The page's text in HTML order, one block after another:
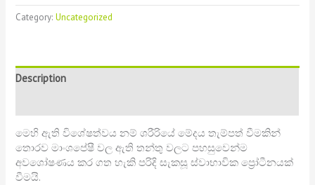
Category:Uncategorized
Description
මෙහි ඇති විශේෂත්වය නම් ශරීරියේ මේදය තැම්පත් වීමකින්
තොරව මාංශපේෂී වල ඇති තන්තු වලට පහසුවෙන්ම
අවශෝෂණය කර ගත හැකි පරිදි සැකසූ ස්වාභාවික ප්රෝටීනයක්
වීමයි.